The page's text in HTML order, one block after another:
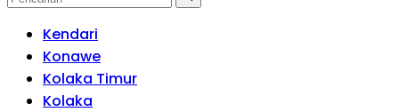
Kendari
Konawe
Kolaka Timur
Kolaka